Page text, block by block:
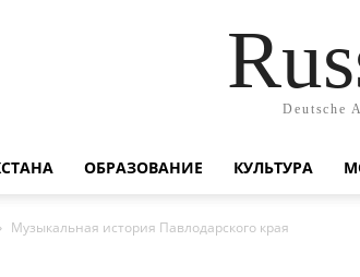
Deutsche
ОБРАЗОВАНИЕ КУЛЬТУРА
Музыкальная история Павлодарского края